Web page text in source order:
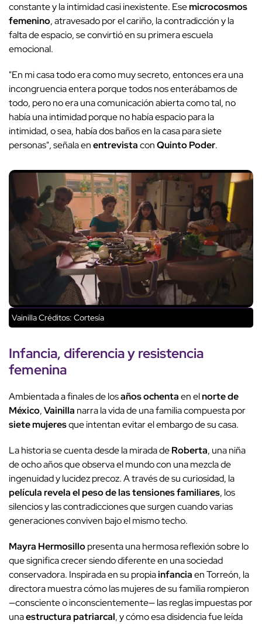
constante y la intimidad casi inexistente. Esemicrocosmos
femenino, atravesado por el cariño, la contradicción y la
falta de espacio, se convirtió en su primera escuela
emocional.
"En mi casa todo era como muy secreto, entonces era una
incongruencia entera porque todos nos enterábamos de
todo, pero no era una comunicación abierta como tal, no
había una intimidad porque no había espacio para la
intimidad, o sea, había dos baños en la casa para siete
personas", señala enentrevistaconQuinto Poder.
VainillaCréditos: Cortesía
Infancia,diferenciayresistencia
femenina
Ambientada a finales de losaños ochentaen elnorte de
México,Vainilla narra la vida de una familia compuesta por
siete mujeresque intentan evitar el embargo de su casa.
La historia se cuenta desde la mirada deRoberta, una niña
de ocho años que observa el mundo con una mezcla de
ingenuidad y lucidez precoz. A través de su curiosidad, la
película revela el peso de las tensiones familiares, los
silencios y las contradicciones que surgen cuando varias
generaciones conviven bajo el mismo techo.
Mayra Hermosillopresenta una hermosa reflexión sobre lo
que significa crecer siendo diferente en una sociedad
conservadora. Inspirada en su propiainfanciaen Torreón, la
directora muestra cómo las mujeres de su familia rompieron
—consciente o inconscientemente— las reglas impuestas por
unaestructura patriarcal, y cómo esa disidencia fue leída